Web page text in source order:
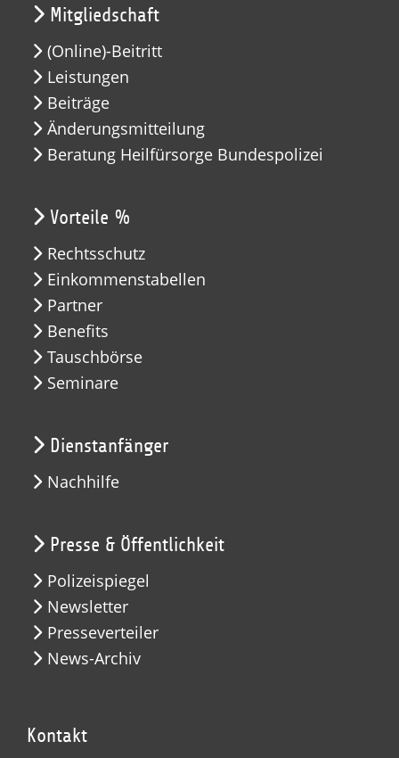
Mitgliedschaft
(Online)-Beitritt
Leistungen
Beiträge
Änderungsmitteilung
Beratung Heilfürsorge Bundespolizei
Vorteile %
Rechtsschutz
Einkommenstabellen
Partner
Benefits
Tauschbörse
Seminare
Dienstanfänger
Nachhilfe
Presse & Öffentlichkeit
Polizeispiegel
Newsletter
Presseverteiler
News-Archiv
Kontakt